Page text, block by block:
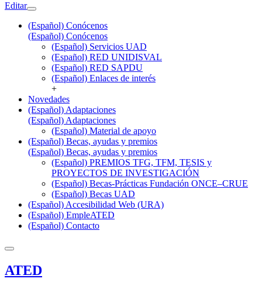
Editar
(Español) Conócenos
(Español) Conócenos
(Español) Servicios UAD
(Español) RED UNIDISVAL
(Español) RED SAPDU
(Español) Enlaces de interés
+
Novedades
(Español) Adaptaciones
(Español) Adaptaciones
(Español) Material de apoyo
(Español) Becas, ayudas y premios
(Español) Becas, ayudas y premios
(Español) PREMIOS TFG, TFM, TESIS y
PROYECTOS DE INVESTIGACIÓN
(Español) Becas-Prácticas Fundación ONCE–CRUE
(Español) Becas UAD
(Español) Accesibilidad Web (URA)
(Español) EmpleATED
(Español) Contacto
ATED